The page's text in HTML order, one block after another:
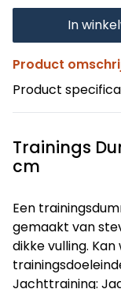
In
Product
Product
Trainings
cm
Een
gemaakt van
dikke vulling.
Jachttraining: